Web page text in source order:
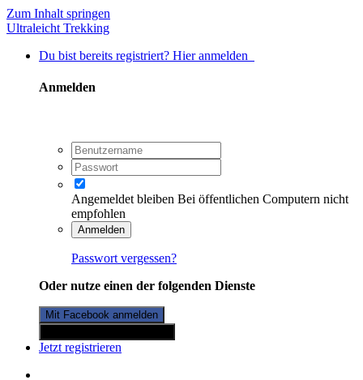
Zum Inhalt springen
Ultraleicht Trekking
Du bist bereits registriert? Hier anmelden
Anmelden
Angemeldet bleiben Bei öffentlichen Computern nicht
empfohlen
Anmelden
Passwort vergessen?
Oder nutze einen der folgenden Dienste
Mit Facebook anmelden
Jetzt registrieren